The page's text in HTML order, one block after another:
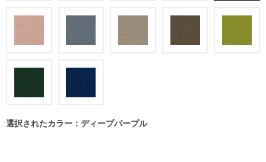
選択されたカラー：ディープパープル